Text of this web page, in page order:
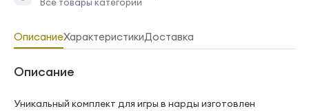
ОписаниеХарактеристикиДоставка
Описание
Уникальный комплект для игры в нарды изготовлен